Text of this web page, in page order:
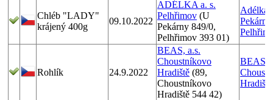
Chléb "LADY"
krájený 400g
09.10.2022
ADÉLKA a. s.
Pelhřimov (U
Pekárny 849/0,
Pelhřimov 393 01)
Adélka
Rohlík 24.9.2022
BEAS, a.s.
Choustníkovo
Hradiště (89,
Choustníkovo
Hradiště 544 42)
BEAS,